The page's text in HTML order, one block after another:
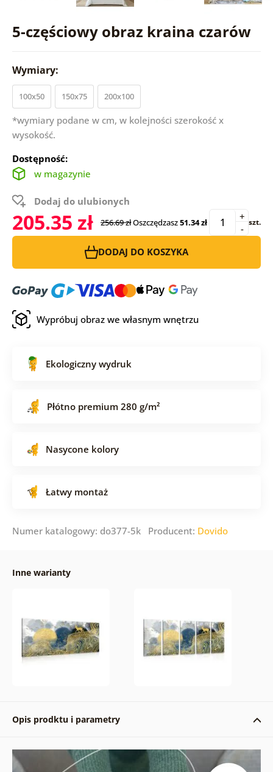
5-częściowy obraz kraina czarów
Wymiary:
100x50 150x75 200x100
*wymiary podane w cm, w kolejności szerokość x
wysokość.
Dostępność:
w magazynie
Dodaj do ulubionych
205.35 zł 256.69 złOszczędzasz51.34 zł -
+ szt.
DODAJ DO KOSZYKA
Wypróbuj obraz we własnym wnętrzu
Ekologiczny wydruk
Płótno premium 280 g/m²
Nasycone kolory
Łatwy montaż
Numer katalogowy: do377-5k Producent: Dovido
Inne warianty
Opis prodktu i parametry